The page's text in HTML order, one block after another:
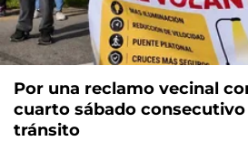
Por una reclamo vecinal
cuarto sábado
tránsito